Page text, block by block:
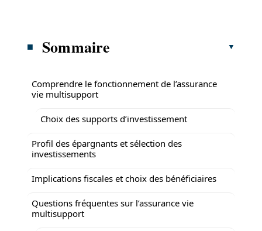
Sommaire
Comprendre le fonctionnement de l’assurance
vie multisupport
Choix des supports d’investissement
Profil des épargnants et sélection des
investissements
Implications fiscales et choix des bénéficiaires
Questions fréquentes sur l’assurance vie
multisupport